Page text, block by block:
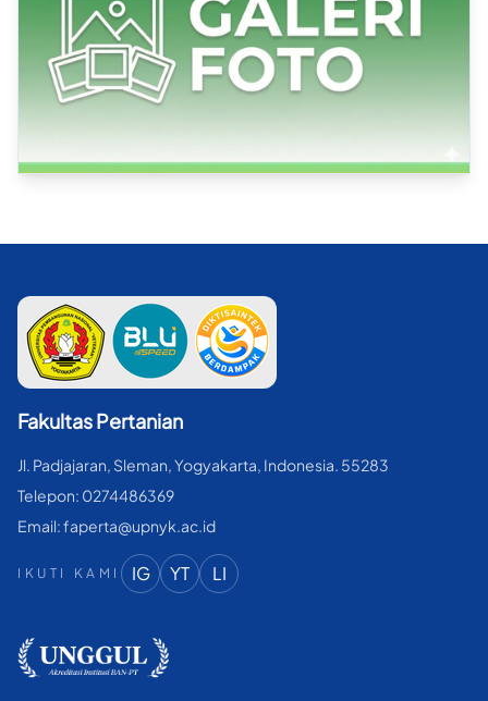
Fakultas Pertanian
Jl. Padjajaran, Sleman, Yogyakarta, Indonesia. 55283
Telepon: 0274486369
Email: faperta@upnyk.ac.id
IKUTI KAMI IG YT LI